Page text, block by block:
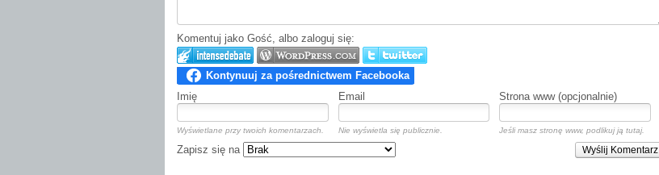
Komentuj jako Gość, albo zaloguj się:
Imię Email Strona www (opcjonalnie)
Wyświetlane przy twoich komentarzach. Nie wyświetla się publicznie. Jeśli masz stronę www, podlikuj ją tutaj.
Wyślij Komentarz
Zapisz się na